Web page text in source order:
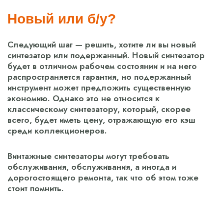
Новый или б/у?
Следующий шаг — решить, хотите ли вы новый
синтезатор или подержанный. Новый синтезатор
будет в отличном рабочем состоянии и на него
распространяется гарантия, но подержанный
инструмент может предложить существенную
экономию. Однако это не относится к
классическому синтезатору, который, скорее
всего, будет иметь цену, отражающую его кэш
среди коллекционеров.
Винтажные синтезаторы могут требовать
обслуживания, обслуживания, а иногда и
дорогостоящего ремонта, так что об этом тоже
стоит помнить.